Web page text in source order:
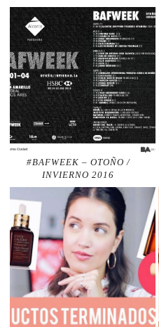
#BAFWEEK – OTOÑO /
INVIERNO 2016